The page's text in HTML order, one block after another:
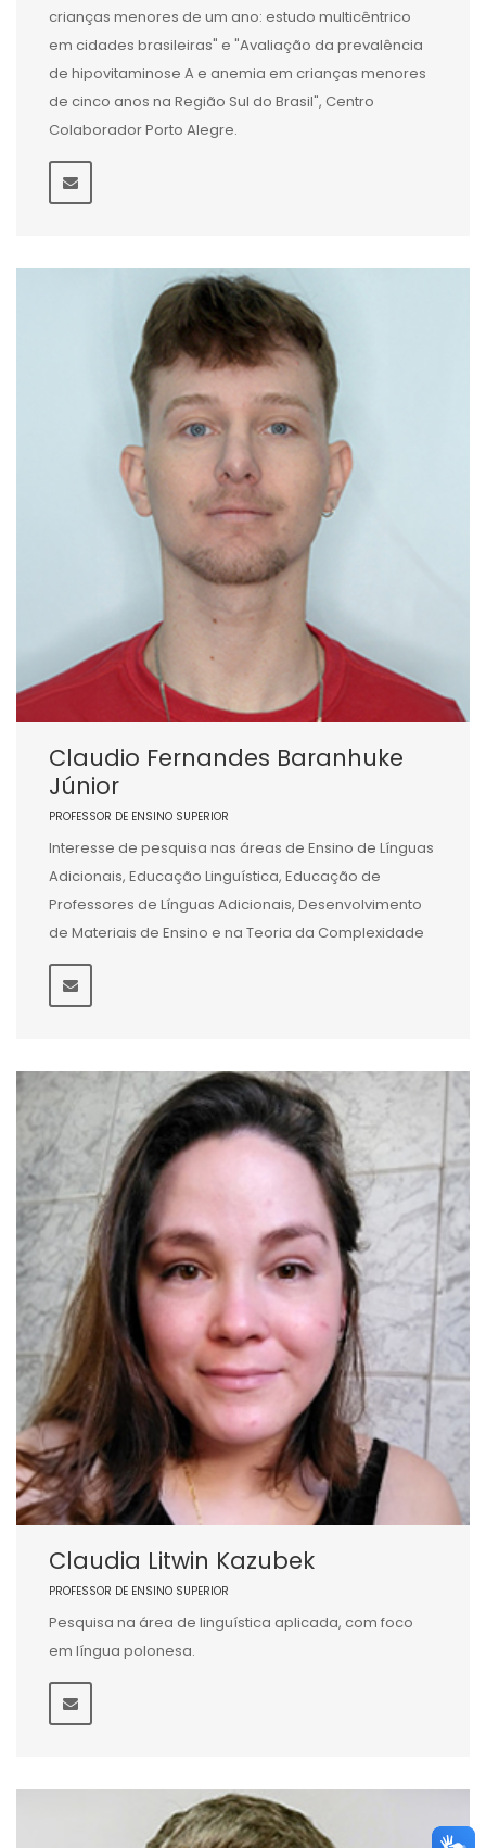
crianças menores de um ano: estudo multicêntrico
em cidades brasileiras" e "Avaliação da prevalência
de hipovitaminose A e anemia em crianças menores
de cinco anos na Região Sul do Brasil", Centro
Colaborador Porto Alegre.
Claudio Fernandes Baranhuke
Júnior
PROFESSOR DE ENSINO SUPERIOR
Interesse de pesquisa nas áreas de Ensino de Línguas
Adicionais, Educação Linguística, Educação de
Professores de Línguas Adicionais, Desenvolvimento
de Materiais de Ensino e na Teoria da Complexidade
Claudia Litwin Kazubek
PROFESSOR DE ENSINO SUPERIOR
Pesquisa na área de linguística aplicada, com foco
em língua polonesa.